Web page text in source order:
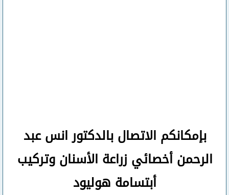
بإمكانكم الاتصال بالدكتور انس عبد
الرحمنأخصائي زراعة الأسنان وتركيب
أبتسامة هوليود